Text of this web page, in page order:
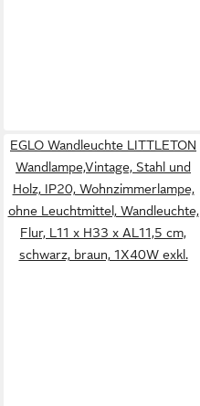
EGLO Wandleuchte LITTLETON
Wandlampe,Vintage, Stahl und
Holz, IP20, Wohnzimmerlampe,
ohne Leuchtmittel, Wandleuchte,
Flur, L11 x H33 x AL11,5 cm,
schwarz, braun, 1X40W exkl.